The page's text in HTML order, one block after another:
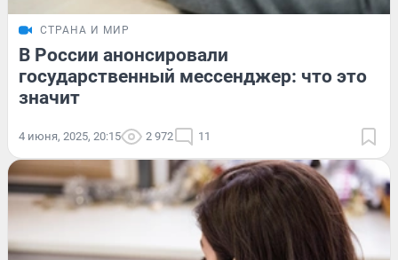
СТРАНА И МИР
В России анонсировали
государственный мессенджер: что это
значит
4 июня, 2025, 20:15 2 972 11